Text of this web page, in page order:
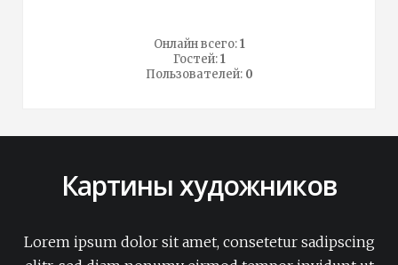
Онлайн всего:1
Гостей:1
Пользователей: 0
Картины художников
Lorem ipsum dolor sit amet, consetetur sadipscing